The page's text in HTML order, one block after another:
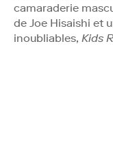
camaraderie
de Joe Hisaishi et
inoubliables, Kids